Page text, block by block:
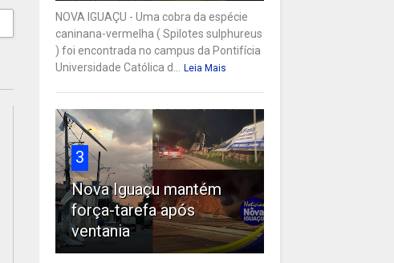
NOVA IGUAÇU - Uma cobra da espécie
caninana-vermelha ( Spilotes sulphureus
) foi encontrada no campus da Pontifícia
Universidade Católica d...
Leia Mais
3
Nova Iguaçu mantém
força-tarefa após
ventania